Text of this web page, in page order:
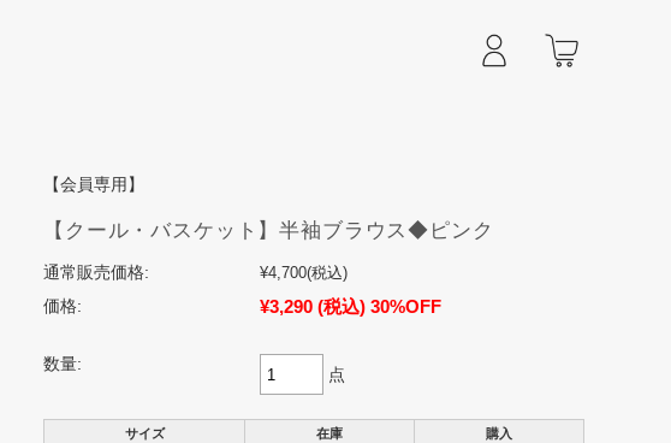
マイページ カート
【会員専用】
【クール・バスケット】半袖ブラウス◆ピンク
通常販売価格: ¥4,700(税込)
価格:
¥3,290 (税込) 30%OFF
数量:
点
サイズ 在庫 購入